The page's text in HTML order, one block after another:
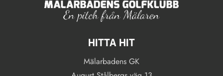
HITTA HIT
Mälarbadens GK